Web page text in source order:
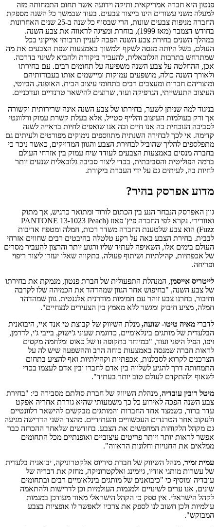
פנטון היא חברה אמריקאית ותיקה וידועה אשר תחום התמחותה מזה
למעלה משני עשורים הינו בייצור צבעים. בעוד שבמשך כל השנה מספקת
החברה מניפות צבעים שונות, הרי שבסוף כל שנה ב-25 שנים האחרונות
בחודש דצמבר (מאז 1999), בוחרת ומציגה לראווה את צבע השנה.
במהלך השנים בחירת צבע השנה הפכה לעניין תרבותי אייקוני בכל
העולם, בשל היותה מנסה לשקף ולמשוך באמצעות שפת הצבעים את מה
שמתרחש בתרבות הגלובאלית, להעביר ביקורת ולהביא לשינוי בדרכה.
אכן, ההחלטה על צבע השנה משפיעה על תחומים רבים. עם בחירתו
ולאורך השנה כולה, מושפעים עמוקות ומיישמים אותו בעבודותיהם
ומוצריהם חברות ומעצבים רבים בתחומי עיצוב הבית, האופנה, הביוטי,
העיצוב התעשייתי, הגרפיקה ועוד, שרוצים להישאר טרנדיים ועדכניים.
בניגוד למה שניתן לשער, בחירתו של צבע השנה אינה שרירותית וקשורה
אך ורק בעולמות העיצוב והלייף סטייל, אלא בעלת קשרת עמוק ורלוונטי
לסביבה הנוכחית בה אנו חיים ובה אנו שואפים לחיות בראייה לשנה
קדימה. אי לכך לבחירה השנתית מתווספים נימוקים מפורטים ולעיתים גם
מתפלספים להליך שהוביל לבחירת הצבע והגוון המדויקים, כאשר ניכר כי
בחברה מנסים באמצעות הצבעים לעודד שיח עמוק בין אזרחי העולם
ברמה הפוליטית והסביבתית, בכדי ליצור סביבה גלובאלית שנעים יותר
לחיות בה, לעיתים גם על ידי העברת ביקורת.
מדוע אפרסק בהיר?
גוון האפרסק הנבחר הנע בין הכתום לורוד ומתואר כרגיש, אך מתוק
ואוורירי, נקרא לפי החברה פיץ' פאזז (PANTONE 13-1023 Peach
Fuzz) הוא צבע שלטענת החברה משדר רכות, חמלה ומטפח אדיבות
לבבית. בחירת הצבע באה על רקע טלטלה בהיבטים רבים שחווים אזרחי
העולם בימים אלו, השאיפה לעתיד שליו ורגוע יותר והרצון להעביר מסרים
של אכפתיות, קהילתיות ושיתוף פעולה, בתקווה שאלו יעזרו ליצור ריפוי
ופריחה.
לייטריס אייסמן, המנהלת התפעולית של חברת פנטון, מנמקת את בחירתו
של צבע השנה, "בחיפוש אחר הגוון שמהדהד את הכמיהה שלו לקרבה
וחיבור, בחרנו צבע זוהר עם חמימות מודרנית אלגנטית. גוון שמהדהד
חמלה, מציע חיבוק ומגשר ללא מאמץ בין הצעירים לנצחיים".
לדברי מאיה טיטו- שועה, מנלת השיווק של קבוצת טי אנד איי, היבואנית
הבלעדית של מותגים בינלאומיים, כדוגמת שעוני ג'ישוק, בייבי ג'י, לדרמן,
זיפו, הפיל היפני ועוד, "במיוחד בתקופה זו של כאוס ומלחמה מקסים
לראות חברה שמנסה באמצעות כוחה הרב וההשפעה שיש לה על
הצרכנים לקרוא לסבלנות, אכפתיות וקהילתיות ואף להציע בתחום
התמחותה דרך להגיע לשלווה בין אדם לחברו ובין אדם לעצמו בכדי
לשאוף ולהתקדם לעולם טוב יותר בעתיד".
מיטל רובין עובדיה, מנהלת השיווק של חברת סולתם מסבירה כי: "בחירת
צבע השנה הפכה לאירוע כל כך משמעותי שהיא גוררת אחריה אפקט
עדר ברור, כשמצד אחד החברות והמותגים מבקשים להישאר רלוונטיים
ולעקוב אחר הטרנדים העכשוויים והעתידיים. מהצד השני הדרישה מגיעה
גם מקהל הלקוחות המחפשים את הצבע. בחודשים שלאחר ההכרזה כבר
אפשר לראות יותר ויותר פריטים עיצוביים ואופנתיים מכל התחומים
ממלאים את החנויות וחלונות הראווה".
עמית זמיר, מנהל השיווק של חברת סיריוס אלקטרוניקה, יבואנית בלעדית
של עשרות מותגי אודיו, גיימינג ואלקטרוניקה, מחזק את דבריה של
עובדיה ומוסיף כי "כיבואנים של מותגים בינלאומיים רבים ובתחומים
שונים, אנו ערים לשינויים ולמגמות העולמיות וכן לדרישות ולהתאמה
לקהל הישראלי. אין ספק כי הקהל הישראלי מאוד מעודכן במגמות
עולמיות ולכן חשוב לנו לספק את צרכיו ולאפשר לו אופציות בצבע
המבוקש".